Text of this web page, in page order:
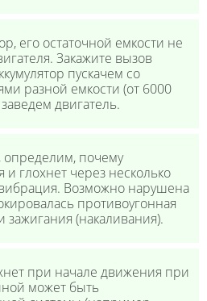
его остаточной емкости не
Закажите вызов
пускачем со
разной емкости (от 6000
двигатель.
определим, почему
и глохнет через несколько
вибрация. Возможно нарушена
противоугонная
зажигания (накаливания).
при начале движения при
может быть